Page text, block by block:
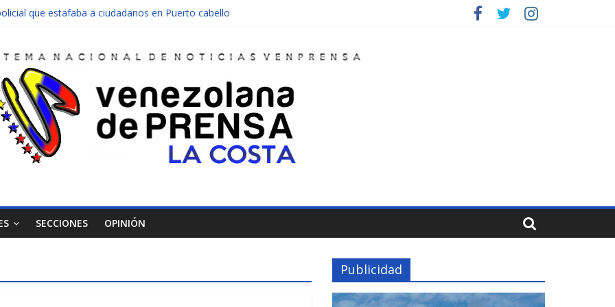
que estafaba a ciudadanos en Puerto cabello
abandonado de Chichiriviche
entre Colombia y Margarita el 27 de junio
SECCIONES OPINIÓN
Publicidad